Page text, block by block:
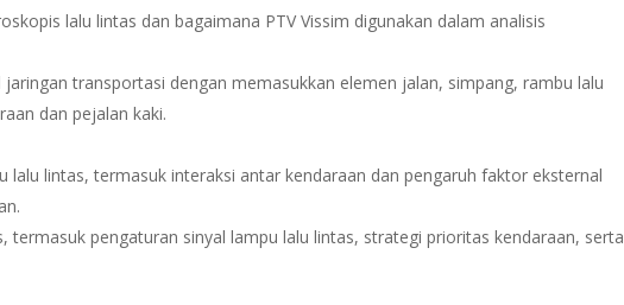
lalu lintas dan bagaimana PTV Vissim digunakan dalam analisis
transportasi dengan memasukkan elemen jalan, simpang, rambu lalu
dan pejalan kaki.
lalu lintas, termasuk interaksi antar kendaraan dan pengaruh faktor eksternal
termasuk pengaturan sinyal lampu lalu lintas, strategi prioritas kendaraan, serta